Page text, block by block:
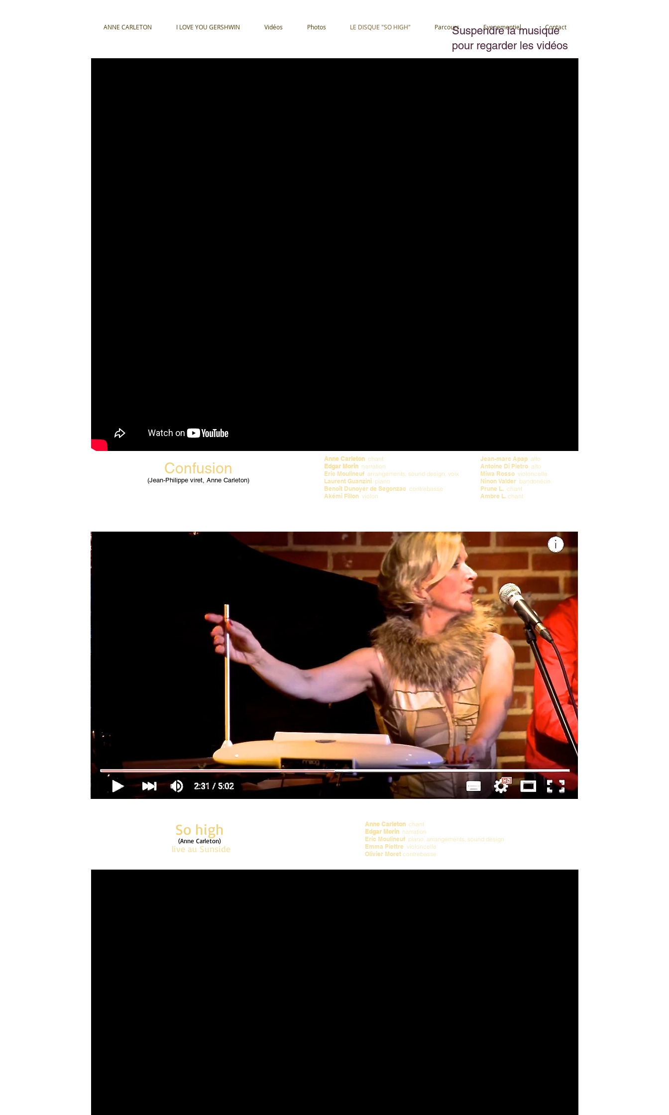
ANNE CARLETON I LOVE YOU GERSHWIN Vidéos Photos LE DISQUE "SO HIGH" Parcours Evenementiel Contact
Suspendre la musique
pour regarder les vidéos
Confusion
(Jean-Philippe viret, Anne Carleton)
Anne Carleton chant
Edgar Morin narration
Eric Moulineuf arrangements, sound design, voix
Laurent Guanzini piano
Benoît Dunoyer de Segonzac contrebasse
Akémi Fillon violon
Jean-marc Apap alto
Antoine Di Pietro alto
Miwa Rosso violoncelle
Ninon Valder bandonéon
Prune L. chant
Ambre L. chant
So high
(Anne Carleton)
live au Sunside
Anne Carleton chant
Edgar Morin narration
Eric Moulineuf piano, arrangements, sound design
Emma Piettre violoncelle
Olivier Moret contrebasse